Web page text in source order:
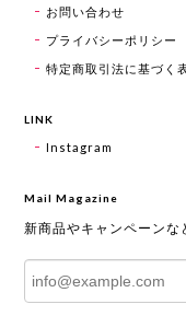
お問い合わせ
プライバシーポリシー
特定商取引法に基づく
LINK
Instagram
Mail Magazine
新商品やキャンペーンな